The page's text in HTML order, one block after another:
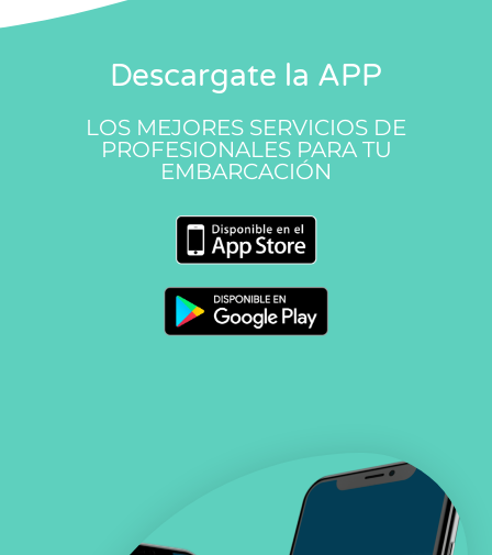
Descargate la APP
LOS MEJORES SERVICIOS DE
PROFESIONALES PARA TU
EMBARCACIÓN